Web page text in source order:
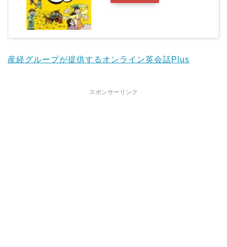
産経グループが提供するオンライン英会話Plus
スポンサーリンク